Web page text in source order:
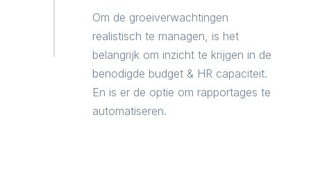
Om de groeiverwachtingen
realistisch te managen, is het
belangrijk om inzicht te krijgen in de
benodigde budget & HR capaciteit.
En is er de optie om rapportages te
automatiseren.